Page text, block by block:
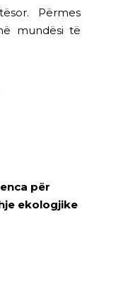
Përmes
mundësi të
për
ekologjike